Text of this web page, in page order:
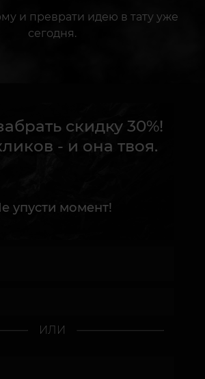
и преврати идею в тату уже
сегодня.
скидку 30%!
- и она твоя.
упусти момент!
ИЛИ